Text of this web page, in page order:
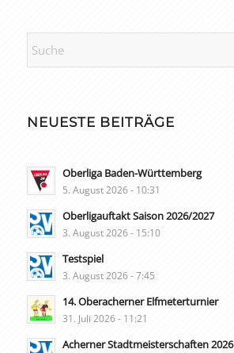
NEUESTE BEITRÄGE
Oberliga Baden-Württemberg
5. August 2026 - 10:31
Oberligauftakt Saison 2026/2027
3. August 2026 - 15:10
Testspiel
3. August 2026 - 7:45
14. Oberacherner Elfmeterturnier
31. Juli 2026 - 11:21
Acherner Stadtmeisterschaften 2026